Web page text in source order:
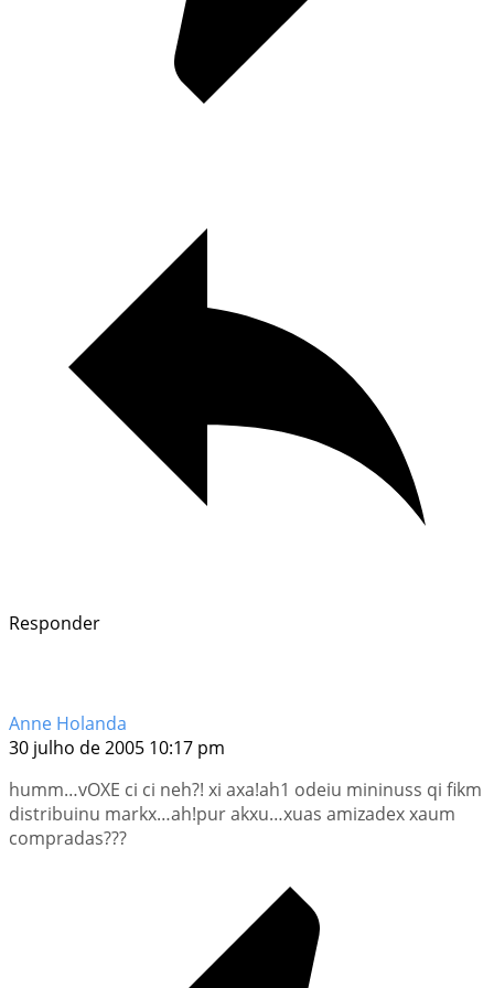
Responder
Anne Holanda
30 julho de 2005 10:17 pm
humm…vOXE ci ci neh?! xi axa!ah1 odeiu mininuss qi fikm
distribuinu markx…ah!pur akxu…xuas amizadex xaum
compradas???